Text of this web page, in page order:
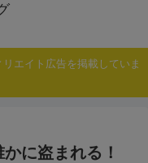
エイト広告を掲載していま
に盗まれる！